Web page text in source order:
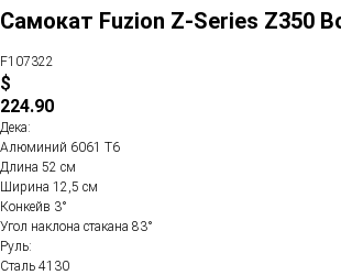
Самокат Fuzion Z-Series Z350
F107322
$
224.90
Дека:
Алюминий 6061 Т6
Длина 52 см
Ширина 12,5 см
Конкейв 3°
Угол наклона стакана 83°
Руль:
Сталь 4130